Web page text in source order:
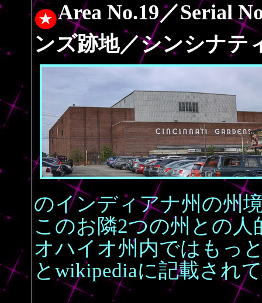
Area No.19／Serial
ンズ跡地／シンシナテ
のインディアナ州の州
このお隣2つの州との
オハイオ州内ではもっ
とwikipediaに記載され